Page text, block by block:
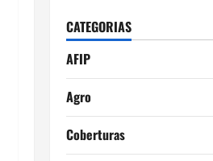
CATEGORIAS
AFIP
Agro
Coberturas